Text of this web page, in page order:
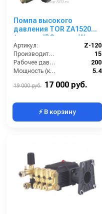
Помпа высокого
давления TOR ZA1520N
(аналог IPG серии W,
WS)
Артикул:
Z-120
Производительность (л/мин):
15
Рабочее давление (бар):
200
Мощность (кВт):
5.4
19 000 руб. 17 000 руб.
⚡ В корзину